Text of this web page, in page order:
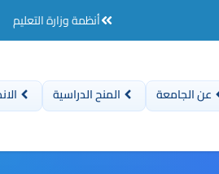
أنظمة وزارة التعليم
عن الجامعة المنح الدراسية